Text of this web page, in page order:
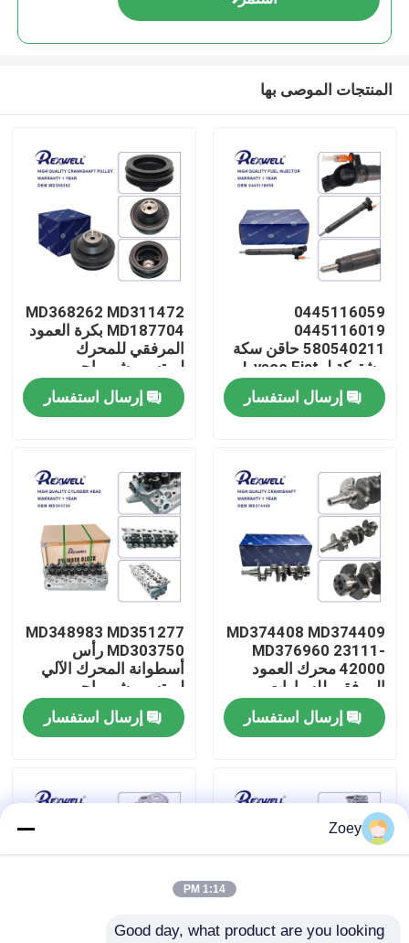
المنزل
المنتجات
فيديوهات
حولنا
جولة في المصنع
مراقبة الجودة
أخبار
اطلب اقتباس
المنتجات الموصى بها
0445116059
0445116019
580540211 حاقن سكة
مشتركة لـ I-veco Fiat
إرسال استفسار
MD368262 MD311472
MD187704 بكرة العمود
المرفقي للمحرك
لميتسوبيشي باجيرو
6G72 6G74 L200
إرسال استفسار
MD374408 MD374409
MD376960 23111-
42000 محرك العمود
المرفقي للسيارات
لميتسوبيشي باجيرو
L200 مونتيرو 4D56T
هيونداي D4BH D4BA
إرسال استفسار
MD348983 MD351277
MD303750 رأس
أسطوانة المحرك الآلي
لميتسوبيشي باجيرو
L300 مونتيرو 4D56T
D4BH D4BAإرسال استفسار
Zoey
1:14 PM
Good day, what product are you looking